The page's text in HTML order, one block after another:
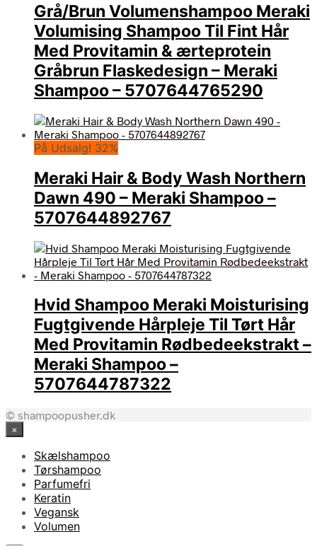
Grå/Brun Volumenshampoo Meraki
Volumising Shampoo Til Fint Hår
Med Provitamin & ærteprotein
Gråbrun Flaskedesign – Meraki
Shampoo – 5707644765290
På Udsalg! 32%
Meraki Hair & Body Wash Northern
Dawn 490 – Meraki Shampoo –
5707644892767
Hvid Shampoo Meraki Moisturising
Fugtgivende Hårpleje Til Tørt Hår
Med Provitamin Rødbedeekstrakt –
Meraki Shampoo –
5707644787322
© shampoopusher.dk
×
Skælshampoo
Tørshampoo
Parfumefri
Keratin
Vegansk
Volumen